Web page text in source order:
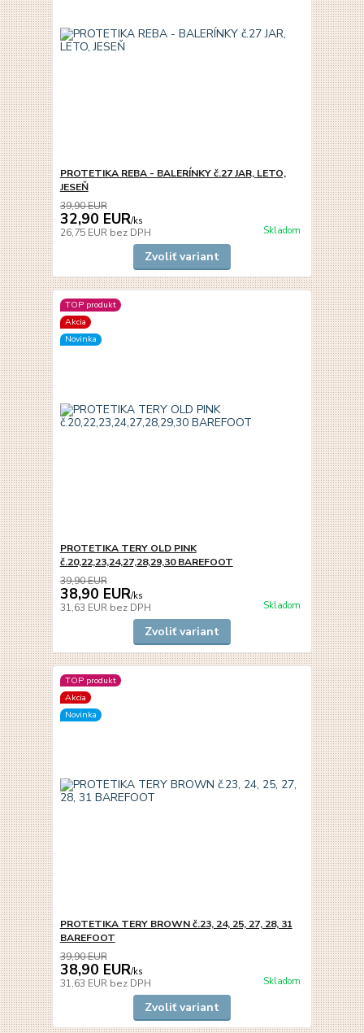
PROTETIKA REBA - BALERÍNKY č.27 JAR, LETO,
JESEŇ
39,90 EUR
32,90 EUR/ks
26,75 EUR bez DPH Skladom
Zvoliť variant
TOP produkt
Akcia
Novinka
PROTETIKA TERY OLD PINK
č.20,22,23,24,27,28,29,30 BAREFOOT
39,90 EUR
38,90 EUR/ks
31,63 EUR bez DPH Skladom
Zvoliť variant
TOP produkt
Akcia
Novinka
PROTETIKA TERY BROWN č.23, 24, 25, 27, 28, 31
BAREFOOT
39,90 EUR
38,90 EUR/ks
31,63 EUR bez DPH Skladom
Zvoliť variant